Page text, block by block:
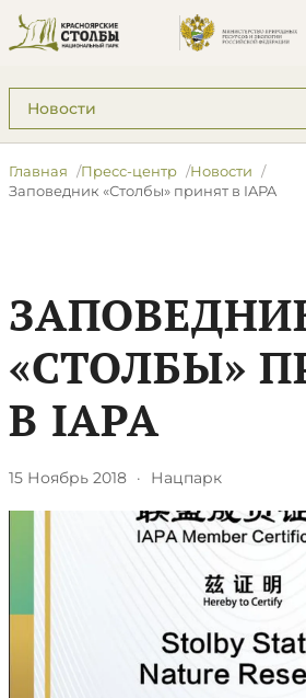
Подразделы: Пресс-центр
Главная Пресс-центр
Новости
Заповедник «Столбы» принят в IAPA
«СТОЛБЫ»
В IAPA
15 Ноябрь 2018 · Нацпарк